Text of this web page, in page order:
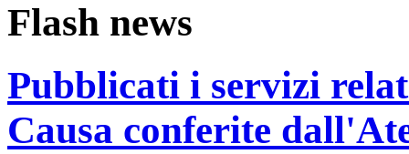
Flash news
Pubblicati i servizi
Causa conferite